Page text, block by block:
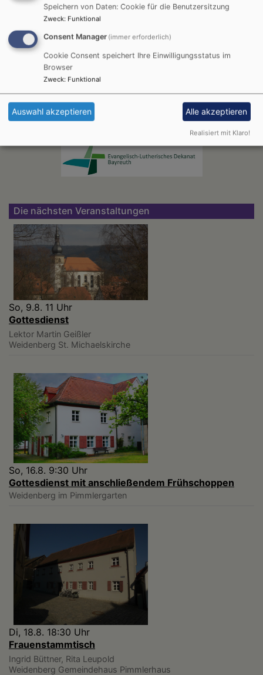
KG Warmensteinach
Die nächsten Veranstaltungen
So, 9.8. 11 Uhr
Gottesdienst
Lektor Martin Geißler
Weidenberg St. Michaelskirche
So, 16.8. 9:30 Uhr
Gottesdienst mit anschließendem Frühschoppen
Weidenberg im Pimmlergarten
Di, 18.8. 18:30 Uhr
Frauenstammtisch
Ingrid Büttner, Rita Leupold
Weidenberg Gemeindehaus Pimmlerhaus
Speichern von Daten: Cookie für die Benutzersitzung
Zweck: Funktional
Consent Manager (immer erforderlich)
Cookie Consent speichert Ihre Einwilligungsstatus im
Browser
Zweck: Funktional
Auswahl akzeptieren Alle akzeptieren
Realisiert mit Klaro!